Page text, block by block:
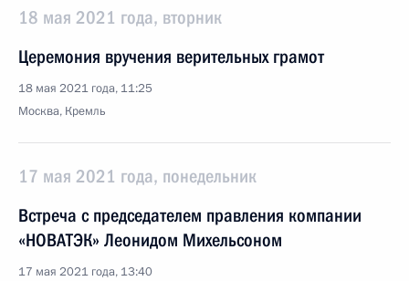
18 мая 2021 года, вторник
Церемония вручения верительных грамот
18 мая 2021 года, 11:25
Москва, Кремль
17 мая 2021 года, понедельник
Встреча с председателем правления компании
«НОВАТЭК» Леонидом Михельсоном
17 мая 2021 года, 13:40